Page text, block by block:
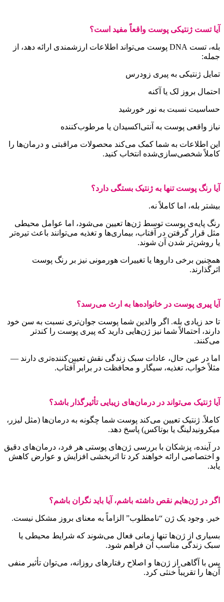
تست ژنتیکی پوست واقعاً مفید است؟
بله، تست DNA پوست می‌تواند اطلاعات ارزشمندی ارائه دهد، از
ژنتیکی به پیری زودرس
بروز لک یا آکنه
نسبت به نور خورشید
واقعی پوست به آنتی‌اکسیدان یا مرطوب‌کننده
اطلاعات به شما کمک می‌کند محصولات مراقبتی و درمان‌ها را
شخصی‌سازی‌شده انتخاب کنید.
رنگ پوست تنها به ژنتیک بستگی دارد؟
بله، اما کاملاً نه.
پایه‌ی پوست توسط ژن‌ها تعیین می‌شود، اما عوامل محیطی
قرار گرفتن در آفتاب، بیماری‌ها و تغذیه می‌توانند باعث تیره‌تر
روشن‌تر شدن آن شوند.
برخی داروها یا تغییرات هورمونی نیز بر رنگ پوست
پیری پوست در خانواده‌ها به ارث می‌رسد؟
حد زیادی بله. اگر والدین شما پوست جوان‌تری نسبت به سن خود
احتمالاً شما نیز ژن‌هایی دارید که پیری پوست را کندتر
در عین حال، عادات سبک زندگی نقش تعیین‌کننده‌تری دارند —
خواب، تغذیه، سیگار و محافظت در برابر آفتاب.
ژنتیک می‌تواند در درمان‌های زیبایی تأثیرگذار باشد؟
ژنتیک تعیین می‌کند پوست شما چگونه به درمان‌ها (مثل لیزر،
یا بوتاکس) پاسخ دهد.
آینده، پزشکان با بررسی ژن‌های پوستی هر فرد، درمان‌های دقیق
اختصاصی ارائه خواهند کرد تا اثربخشی افزایش و عوارض کاهش
در ژن‌هایم نقص داشته باشم، آیا باید نگران باشم؟
وجود یک ژن “نامطلوب” الزاماً به معنای بروز مشکل نیست.
از ژن‌ها تنها زمانی فعال می‌شوند که شرایط محیطی یا
زندگی مناسب آن فراهم شود.
با آگاهی از ژن‌ها و اصلاح رفتارهای روزانه، می‌توان تأثیر منفی
را تقریباً خنثی کرد.